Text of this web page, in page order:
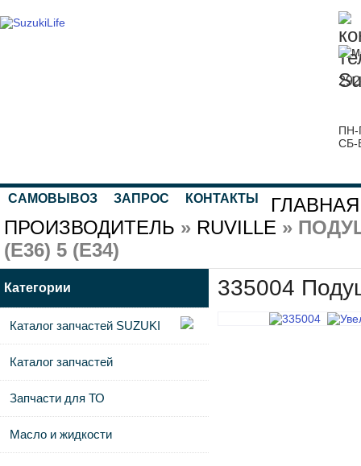
ПН-
СБ-
САМОВЫВОЗ ЗАПРОС КОНТАКТЫ ГЛАВНАЯ
ПРОИЗВОДИТЕЛЬ » RUVILLE »
(E36) 5 (E34)
335004
Категории
Каталог запчастей SUZUKI
Каталог запчастей
Запчасти для ТО
Масло и жидкости